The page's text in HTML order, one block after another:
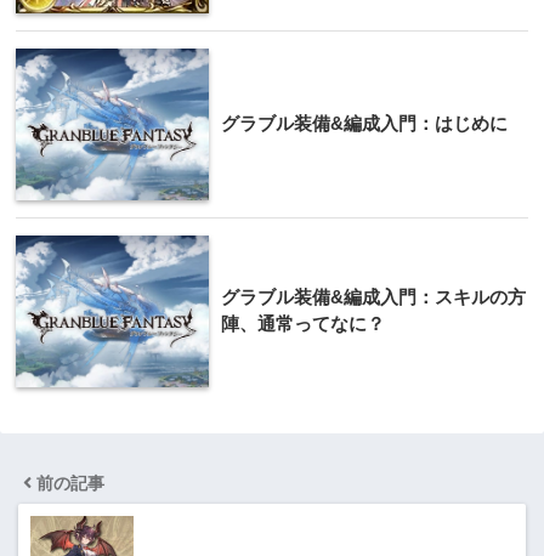
グラブル装備&編成入門：はじめに
グラブル装備&編成入門：スキルの方
陣、通常ってなに？
前の記事